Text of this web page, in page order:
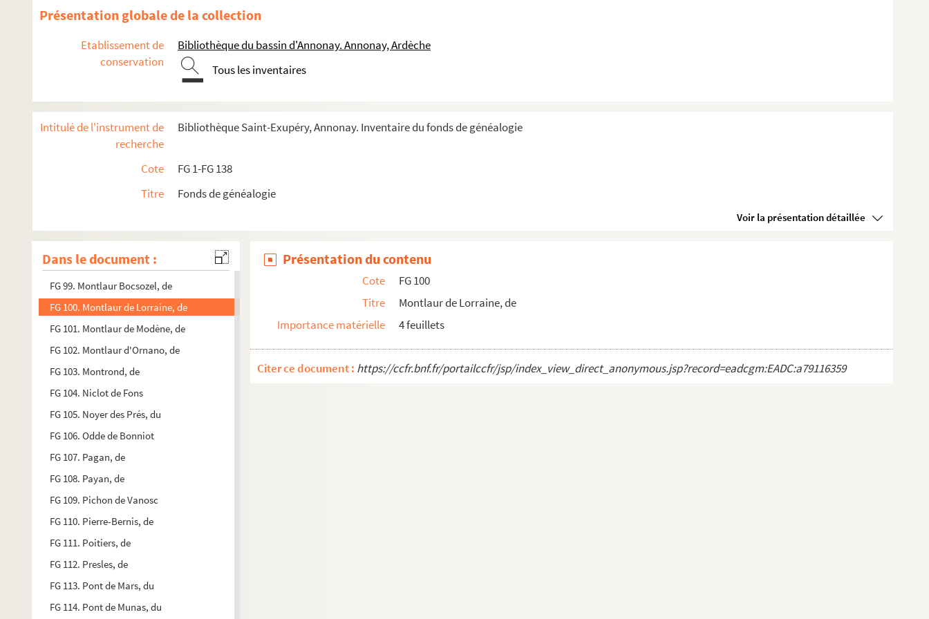
Présentation globale de la collection
Etablissement de
conservation
Bibliothèque du bassin d'Annonay. Annonay, Ardèche
Tous les inventaires
Intitulé de l'instrument de
recherche
Bibliothèque Saint-Exupéry, Annonay. Inventaire du fonds de généalogie
Cote
FG 1-FG 138
Titre
Fonds de généalogie
Voir la présentation détaillée
Dans le document :
FG 86. Marcha
FG 88. Maurin, de
FG 91. Merle, de
FG 92. Mialhet de La Borie
FG 97. Montgros, de
FG 98. Montlaur, de
FG 99. Montlaur Bocsozel, de
FG 100. Montlaur de Lorraine, de
FG 101. Montlaur de Modène, de
FG 102. Montlaur d'Ornano, de
FG 103. Montrond, de
FG 104. Niclot de Fons
FG 105. Noyer des Prés, du
FG 106. Odde de Bonniot
FG 107. Pagan, de
FG 108. Payan, de
FG 109. Pichon de Vanosc
FG 110. Pierre-Bernis, de
FG 111. Poitiers, de
FG 112. Presles, de
FG 113. Pont de Mars, du
FG 114. Pont de Munas, du
Présentation du contenu
Cote
FG 100
Titre
Montlaur de Lorraine, de
Importance matérielle
4 feuillets
Citer ce document : https://ccfr.bnf.fr/portailccfr/jsp/index_view_direct_anonymous.jsp?record=eadcgm:EADC:a79116359